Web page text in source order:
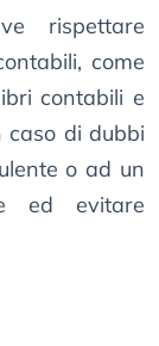
rispettare
come
contabili e
caso di dubbi
o ad un
ed evitare